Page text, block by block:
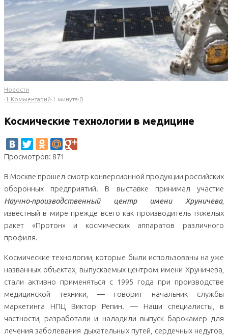
Новости
·1 Комментарий·1 минута·0
Космические технологии в медицине
Просмотров: 871
В Москве прошел смотр конверсионной продукции российских
оборонных предприятий. В выставке принимал участие
Научно-производственный центр имени Хруничева,
известный в мире прежде всего как производитель тяжелых
ракет «Протон» и космических аппаратов различного
профиля.
Космические технологии, которые были использованы на уже
названных объектах, выпускаемых центром имени Хруничева,
стали активно применяться с 1995 года при производстве
медицинской техники, — говорит начальник службы
маркетинга НПЦ Виктор Репин. — Наши специалисты, в
частности, разработали и наладили выпуск барокамер для
лечения заболевания дыхательных путей, сердечных недугов,